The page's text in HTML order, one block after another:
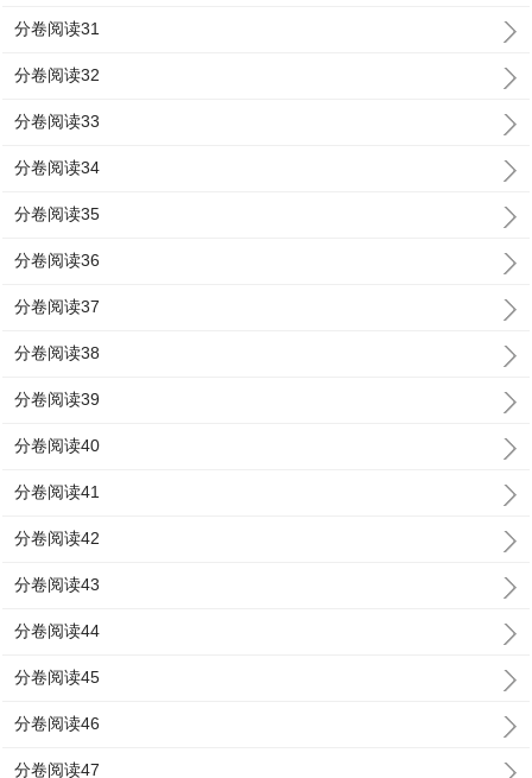
分卷阅读31
分卷阅读32
分卷阅读33
分卷阅读34
分卷阅读35
分卷阅读36
分卷阅读37
分卷阅读38
分卷阅读39
分卷阅读40
分卷阅读41
分卷阅读42
分卷阅读43
分卷阅读44
分卷阅读45
分卷阅读46
分卷阅读47